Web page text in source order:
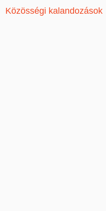
Közösségi kalandozások